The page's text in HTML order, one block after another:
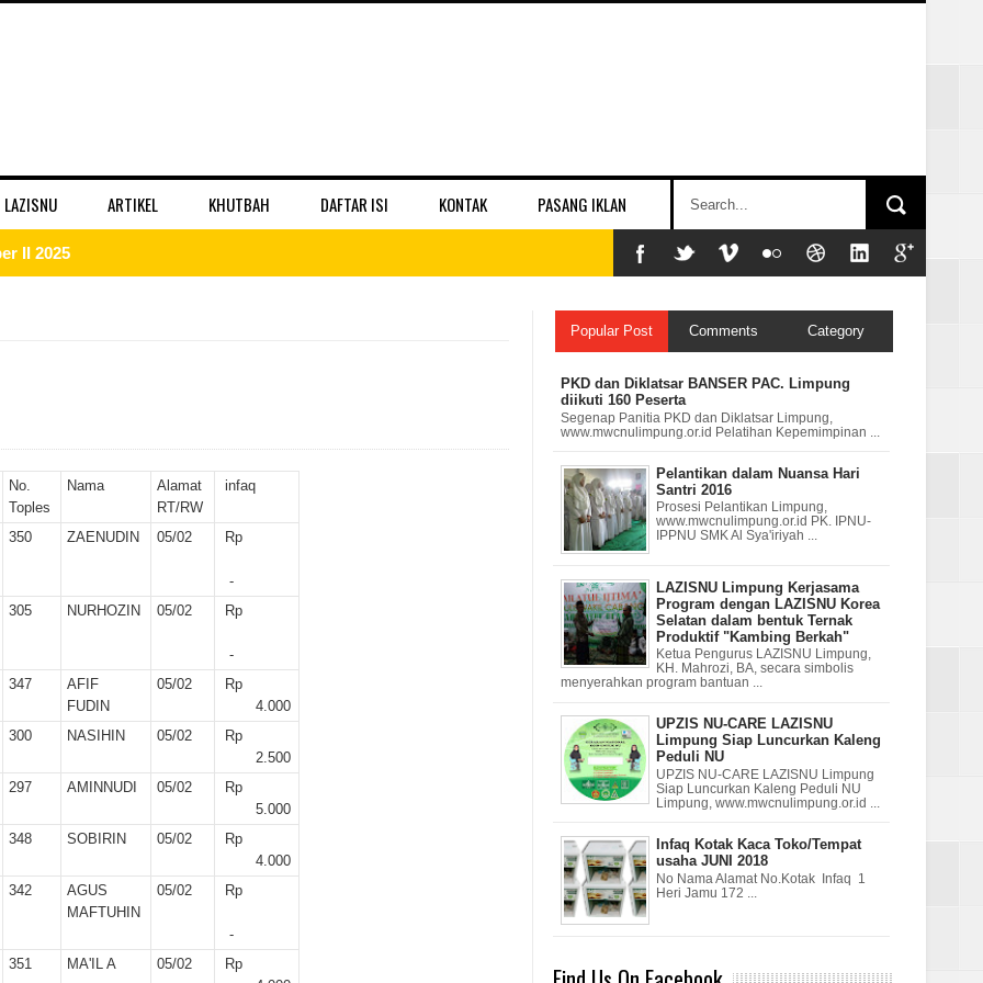
LAZISNU ARTIKEL KHUTBAH DAFTAR ISI KONTAK PASANG IKLAN
II 2025
II 2025
II 2025
II 2025
II 2025
II 2025
II 2025
No.
Toples
Nama
Alamat
RT/RW
infaq
350 ZAENUDIN 05/02 Rp
-
305
NURHOZIN 05/02 Rp
-
347
AFIF
FUDIN
05/02
Rp
4.000
300
NASIHIN 05/02
Rp
2.500
297
AMINNUDI 05/02
Rp
5.000
348
SOBIRIN 05/02
Rp
4.000
342
AGUS
MAFTUHIN
05/02 Rp
-
351
MA'IL A 05/02
Rp
Popular Post Comments Category
PKD dan Diklatsar BANSER PAC. Limpung
diikuti 160 Peserta
Segenap Panitia PKD dan Diklatsar Limpung,
www.mwcnulimpung.or.id Pelatihan Kepemimpinan ...
Pelantikan dalam Nuansa Hari
Santri 2016
Prosesi Pelantikan Limpung,
www.mwcnulimpung.or.id PK. IPNU-
IPPNU SMK Al Sya'iriyah ...
LAZISNU Limpung Kerjasama
Program dengan LAZISNU Korea
Selatan dalam bentuk Ternak
Produktif "Kambing Berkah"
Ketua Pengurus LAZISNU Limpung,
KH. Mahrozi, BA, secara simbolis
menyerahkan program bantuan ...
UPZIS NU-CARE LAZISNU
Limpung Siap Luncurkan Kaleng
Peduli NU
UPZIS NU-CARE LAZISNU Limpung
Siap Luncurkan Kaleng Peduli NU
Limpung, www.mwcnulimpung.or.id ...
Infaq Kotak Kaca Toko/Tempat
usaha JUNI 2018
No Nama Alamat No.Kotak Infaq 1
Heri Jamu 172 ...